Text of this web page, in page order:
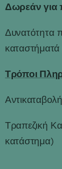
Δωρεάν για
Δυνατότητα
καταστήματά
Τρόποι
Αντικαταβολή
Τραπεζική
κατάστημα)